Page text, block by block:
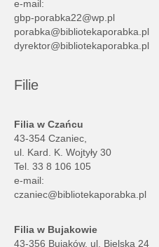
e-mail:
gbp-porabka22@wp.pl
porabka@bibliotekaporabka.pl
dyrektor@bibliotekaporabka.pl
Filie
Filia w Czańcu
43-354 Czaniec,
ul. Kard. K. Wojtyły 30
Tel. 33 8 106 105
e-mail:
czaniec@bibliotekaporabka.pl
Filia w Bujakowie
43-356 Bujaków, ul. Bielska 24